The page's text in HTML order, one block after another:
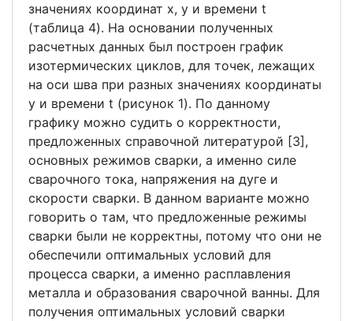
значениях координат х, у и времени t
(таблица 4). На основании полученных
расчетных данных был построен график
изотермических циклов, для точек, лежащих
на оси шва при разных значениях координаты
у и времени t (рисунок 1). По данному
графику можно судить о корректности,
предложенных справочной литературой [3],
основных режимов сварки, а именно силе
сварочного тока, напряжения на дуге и
скорости сварки. В данном варианте можно
говорить о там, что предложенные режимы
сварки были не корректны, потому что они не
обеспечили оптимальных условий для
процесса сварки, а именно расплавления
металла и образования сварочной ванны. Для
получения оптимальных условий сварки